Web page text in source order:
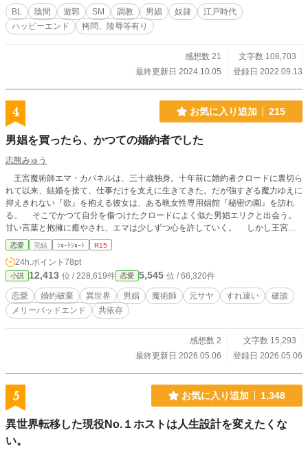
某所で掲載していたものを、加筆修正した改訂版です。 感想など反応をいただ
けると励みになり、モチベ維持になります。 よろしくお願いします。 完結しま
した。
BL 陰間 遊郭 SM 調教 男娼 奴隷
江戸時代
ハッピーエンド
拷問、陵辱等有り
感想数 21
文字数 108,703
最終更新日 2024.10.05
登録日 2022.09.13
4 お気に入り追加 215
男娼を買ったら、かつての婚約者でした
志熊みゅう
王宮魔術師エマ・カバネルは、三十歳独身。十年前に婚約者クロードに裏切ら
れて以来、結婚を捨て、仕事だけを支えに生きてきた。だが強すぎる魔力ゆえに
抑えきれない『欲』を抱える彼女は、ある晩女性専用娼館『秘密の園』を訪れ
る。 そこでかつて自分を傷つけたクロードによく似た男娼エリクと出会う。
甘い言葉と抱擁に癒やされ、エマは少しずつ心を許していく。 しかし王宮の
政争に巻き込まれ、唯一生きがいになっていた仕事にも裏切られた彼女は、王都
からの逃亡を決意する。せめてもの感謝にエリクを身請けし、自由を与えたはず
が、彼はエマを追って現れる。 そしてその正体は、十年前に彼女を捨てたク
ロード本人で――。裏切りと後悔の果て、二人は失った愛と向き合う。
恋愛 完結 ｼｮｰﾄｼｮｰﾄ R15
24h.ポイント 78pt
小説 12,413 位 / 228,619件 恋愛 5,545 位 / 66,320件
恋愛 婚約破棄 異世界 男娼 魔術師 元サヤ すれ違い
破談
メリーバッドエンド
共依存
感想数 2
文字数 15,293
最終更新日 2026.05.06
登録日 2026.05.06
5 お気に入り追加 1,348
異世界転移した現役No.１ホストは人生設計を変えたくな
い。